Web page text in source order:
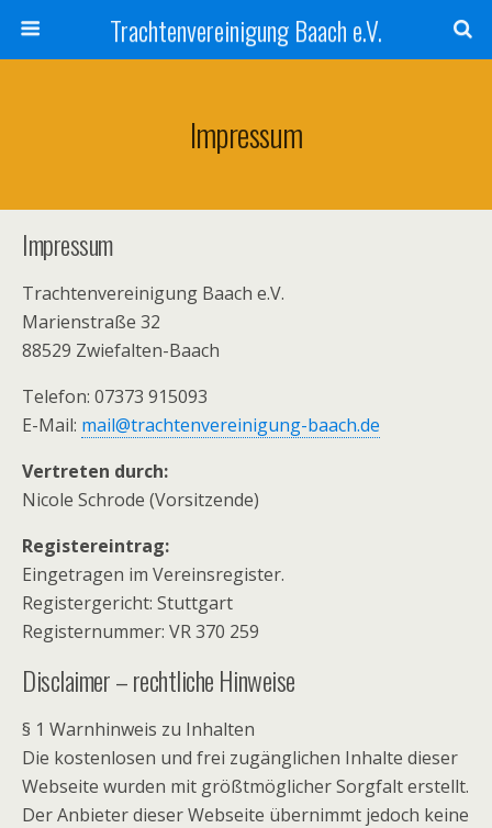
Trachtenvereinigung Baach e.V.
Impressum
Impressum
Trachtenvereinigung Baach e.V.
Marienstraße 32
88529 Zwiefalten-Baach
Telefon: 07373 915093
E-Mail: mail@trachtenvereinigung-baach.de
Vertreten durch:
Nicole Schrode (Vorsitzende)
Registereintrag:
Eingetragen im Vereinsregister.
Registergericht: Stuttgart
Registernummer: VR 370 259
Disclaimer – rechtliche Hinweise
§ 1 Warnhinweis zu Inhalten
Die kostenlosen und frei zugänglichen Inhalte dieser
Webseite wurden mit größtmöglicher Sorgfalt erstellt.
Der Anbieter dieser Webseite übernimmt jedoch keine